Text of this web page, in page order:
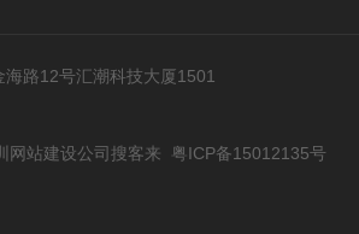
海路12号汇潮科技大厦1501
网站建设公司搜客来
粤ICP备15012135号